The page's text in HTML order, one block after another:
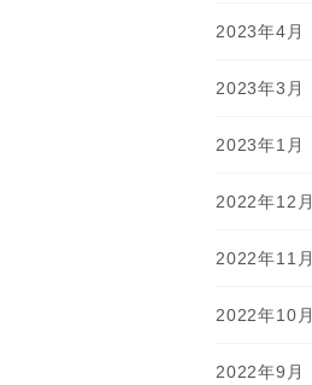
2023年4月
2023年3月
2023年1月
2022年12月
2022年11月
2022年10月
2022年9月